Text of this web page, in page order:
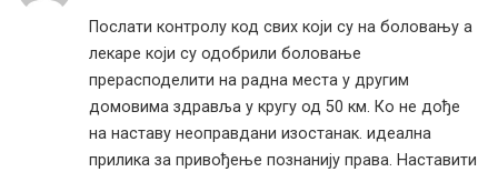
Послати контролу код свих који су на боловању а
лекаре који су одобрили боловање
прерасподелити на радна места у другим
домовима здравља у кругу од 50 км. Ко не дође
на наставу неоправдани изостанак. идеална
прилика за привођење познаниjу права. Наставити